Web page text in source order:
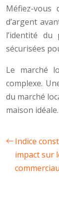
Méfiez-vous
d’argent
l’identité
sécurisées
Le marché
complexe.
du marché
maison idéale.
Indice
impact sur